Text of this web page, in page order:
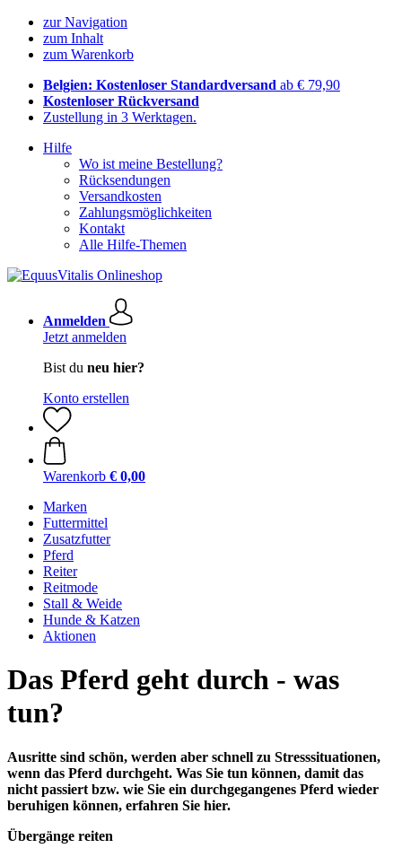
zur Navigation
zum Inhalt
zum Warenkorb
Belgien: Kostenloser Standardversand ab € 79,90
Kostenloser Rückversand
Zustellung in 3 Werktagen.
Hilfe
Wo ist meine Bestellung?
Rücksendungen
Versandkosten
Zahlungsmöglichkeiten
Kontakt
Alle Hilfe-Themen
Anmelden
Jetzt anmelden
Bist du neu hier?
Konto erstellen
Warenkorb € 0,00
Marken
Futtermittel
Zusatzfutter
Pferd
Reiter
Reitmode
Stall & Weide
Hunde & Katzen
Aktionen
Das Pferd geht durch - was
tun?
Ausritte sind schön, werden aber schnell zu Stresssituationen,
wenn das Pferd durchgeht. Was Sie tun können, damit das
nicht passiert bzw. wie Sie ein durchgegangenes Pferd wieder
beruhigen können, erfahren Sie hier.
Übergänge reiten